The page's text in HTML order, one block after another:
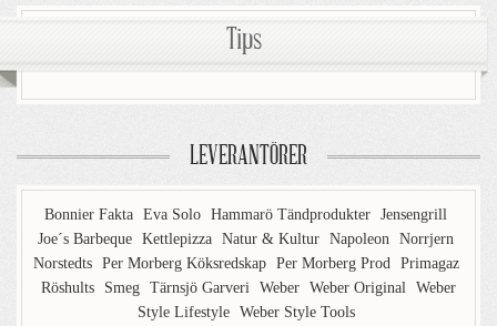
Tips
LEVERANTÖRER
Bonnier Fakta Eva Solo Hammarö Tändprodukter Jensengrill
Joe´s Barbeque Kettlepizza Natur & Kultur Napoleon Norrjern
Norstedts Per Morberg Köksredskap Per Morberg Prod Primagaz
Röshults
Smeg Tärnsjö Garveri Weber Weber Original Weber
Style Lifestyle Weber Style Tools